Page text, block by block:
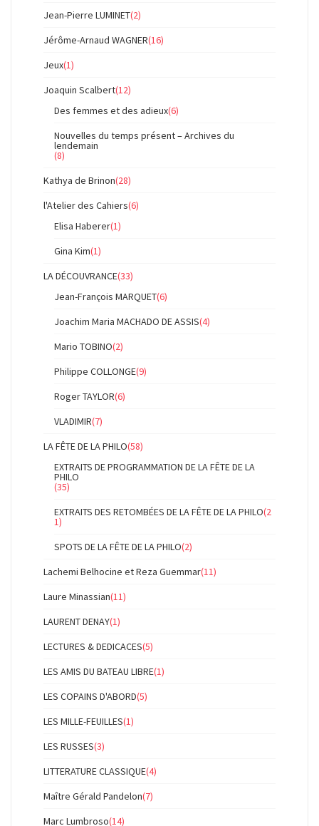
Jean-Pierre LUMINET(2)
Jérôme-Arnaud WAGNER(16)
Jeux(1)
Joaquin Scalbert(12)
Des femmes et des adieux(6)
Nouvelles du temps présent – Archives du
lendemain
(8)
Kathya de Brinon(28)
l'Atelier des Cahiers(6)
Elisa Haberer(1)
Gina Kim(1)
LA DÉCOUVRANCE(33)
Jean-François MARQUET(6)
Joachim Maria MACHADO DE ASSIS(4)
Mario TOBINO(2)
Philippe COLLONGE(9)
Roger TAYLOR(6)
VLADIMIR(7)
LA FÊTE DE LA PHILO(58)
EXTRAITS DE PROGRAMMATION DE LA FÊTE DE LA
PHILO
(35)
EXTRAITS DES RETOMBÉES DE LA FÊTE DE LA PHILO(2
1)
SPOTS DE LA FÊTE DE LA PHILO(2)
Lachemi Belhocine et Reza Guemmar(11)
Laure Minassian(11)
LAURENT DENAY(1)
LECTURES & DEDICACES(5)
LES AMIS DU BATEAU LIBRE(1)
LES COPAINS D'ABORD(5)
LES MILLE-FEUILLES(1)
LES RUSSES(3)
LITTERATURE CLASSIQUE(4)
Maître Gérald Pandelon(7)
Marc Lumbroso(14)